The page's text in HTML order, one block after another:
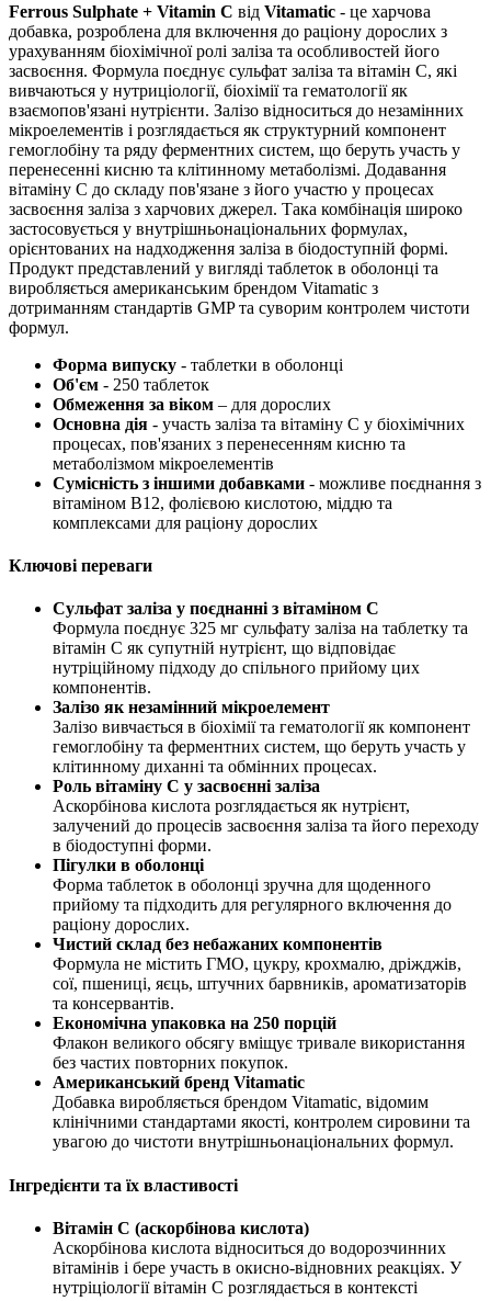
Ferrous Sulphate + Vitamin C від Vitamatic - це харчова
добавка, розроблена для включення до раціону дорослих з
урахуванням біохімічної ролі заліза та особливостей його
засвоєння. Формула поєднує сульфат заліза та вітамін C, які
вивчаються у нутриціології, біохімії та гематології як
взаємопов'язані нутрієнти. Залізо відноситься до незамінних
мікроелементів і розглядається як структурний компонент
гемоглобіну та ряду ферментних систем, що беруть участь у
перенесенні кисню та клітинному метаболізмі. Додавання
вітаміну C до складу пов'язане з його участю у процесах
засвоєння заліза з харчових джерел. Така комбінація широко
застосовується у внутрішньонаціональних формулах,
орієнтованих на надходження заліза в біодоступній формі.
Продукт представлений у вигляді таблеток в оболонці та
виробляється американським брендом Vitamatic з
дотриманням стандартів GMP та суворим контролем чистоти
формул.
Форма випуску - таблетки в оболонці
Об'єм - 250 таблеток
Обмеження за віком – для дорослих
Основна дія - участь заліза та вітаміну C у біохімічних
процесах, пов'язаних з перенесенням кисню та
метаболізмом мікроелементів
Сумісність з іншими добавками - можливе поєднання з
вітаміном B12, фолієвою кислотою, міддю та
комплексами для раціону дорослих
Ключові переваги
Сульфат заліза у поєднанні з вітаміном C
Формула поєднує 325 мг сульфату заліза на таблетку та
вітамін С як супутній нутрієнт, що відповідає
нутріційному підходу до спільного прийому цих
компонентів.
Залізо як незамінний мікроелемент
Залізо вивчається в біохімії та гематології як компонент
гемоглобіну та ферментних систем, що беруть участь у
клітинному диханні та обмінних процесах.
Роль вітаміну С у засвоєнні заліза
Аскорбінова кислота розглядається як нутрієнт,
залучений до процесів засвоєння заліза та його переходу
в біодоступні форми.
Пігулки в оболонці
Форма таблеток в оболонці зручна для щоденного
прийому та підходить для регулярного включення до
раціону дорослих.
Чистий склад без небажаних компонентів
Формула не містить ГМО, цукру, крохмалю, дріжджів,
сої, пшениці, яєць, штучних барвників, ароматизаторів
та консервантів.
Економічна упаковка на 250 порцій
Флакон великого обсягу вміщує тривале використання
без частих повторних покупок.
Американський бренд Vitamatic
Добавка виробляється брендом Vitamatic, відомим
клінічними стандартами якості, контролем сировини та
увагою до чистоти внутрішньонаціональних формул.
Інгредієнти та їх властивості
Вітамін C (аскорбінова кислота)
Аскорбінова кислота відноситься до водорозчинних
вітамінів і бере участь в окисно-відновних реакціях. У
нутріціології вітамін C розглядається в контексті